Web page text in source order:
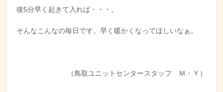
後5分早く起きて入れば・・・。
そんなこんなの毎日です。早く暖かくなってほしいなぁ。
（鳥取ユニットセンタースタッフ Ｍ・Ｙ）